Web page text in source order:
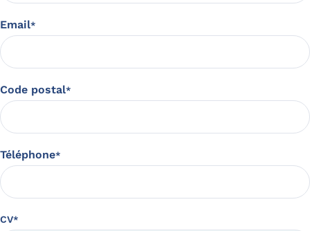
Email*
Code postal*
Téléphone*
CV*